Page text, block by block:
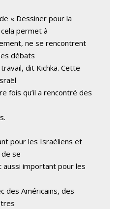
« Dessiner pour la
permet à
ne se rencontrent
débats
dit Kichka. Cette
fois qu’il a rencontré des
pour les Israéliens et
se
important pour les
des Américains, des